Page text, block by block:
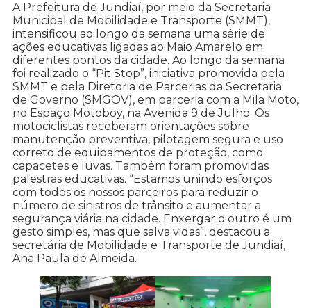
A Prefeitura de Jundiaí, por meio da Secretaria
Municipal de Mobilidade e Transporte (SMMT),
intensificou ao longo da semana uma série de
ações educativas ligadas ao Maio Amarelo em
diferentes pontos da cidade. Ao longo da semana
foi realizado o “Pit Stop”, iniciativa promovida pela
SMMT e pela Diretoria de Parcerias da Secretaria
de Governo (SMGOV), em parceria com a Mila Moto,
no Espaço Motoboy, na Avenida 9 de Julho. Os
motociclistas receberam orientações sobre
manutenção preventiva, pilotagem segura e uso
correto de equipamentos de proteção, como
capacetes e luvas. Também foram promovidas
palestras educativas. “Estamos unindo esforços
com todos os nossos parceiros para reduzir o
número de sinistros de trânsito e aumentar a
segurança viária na cidade. Enxergar o outro é um
gesto simples, mas que salva vidas”, destacou a
secretária de Mobilidade e Transporte de Jundiaí,
Ana Paula de Almeida.